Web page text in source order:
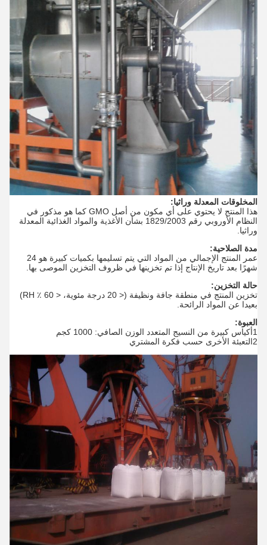
المخلوقات المعدلة وراثيا:
هذا المنتج لا يحتوي على أي مكون من أصل GMO كما هو مذكور في
النظام الأوروبي رقم 1829/2003 بشأن الأغذية والمواد الغذائية المعدلة
وراثيا.
مدة الصلاحية:
عمر المنتج الإجمالي من المواد التي يتم تسليمها بكميات كبيرة هو 24
شهرًا بعد تاريخ الإنتاج إذا تم تخزينها في ظروف التخزين الموصى بها.
حالة التخزين:
تخزين المنتج في منطقة جافة ونظيفة (< 20 درجة مئوية، < 60 ٪ RH)
بعيدا عن المواد الرائحة.
العبوة:
1أكياس كبيرة من النسيج المتعدد الوزن الصافي: 1000 كجم
2التعبئة الأخرى حسب فكرة المشتري